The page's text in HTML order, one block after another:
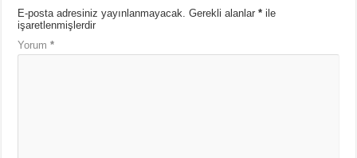
E-posta adresiniz yayınlanmayacak. Gerekli alanlar* ile
işaretlenmişlerdir
Yorum*